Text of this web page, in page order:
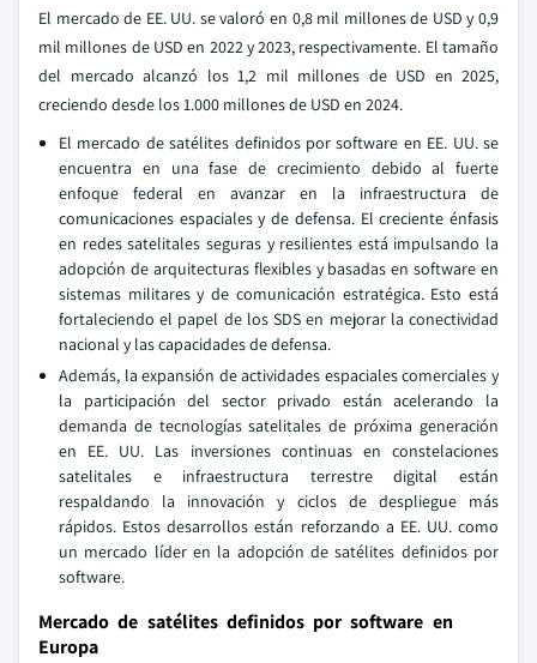
El mercado de EE. UU. se valoró en 0,8 mil millones de USD y 0,9
mil millones de USD en 2022 y 2023, respectivamente. El tamaño
del mercado alcanzó los 1,2 mil millones de USD en 2025,
creciendo desde los 1.000 millones de USD en 2024.
El mercado de satélites definidos por software en EE. UU. se
encuentra en una fase de crecimiento debido al fuerte
enfoque federal en avanzar en la infraestructura de
comunicaciones espaciales y de defensa. El creciente énfasis
en redes satelitales seguras y resilientes está impulsando la
adopción de arquitecturas flexibles y basadas en software en
sistemas militares y de comunicación estratégica. Esto está
fortaleciendo el papel de los SDS en mejorar la conectividad
nacional y las capacidades de defensa.
Además, la expansión de actividades espaciales comerciales y
la participación del sector privado están acelerando la
demanda de tecnologías satelitales de próxima generación
en EE. UU. Las inversiones continuas en constelaciones
satelitales e infraestructura terrestre digital están
respaldando la innovación y ciclos de despliegue más
rápidos. Estos desarrollos están reforzando a EE. UU. como
un mercado líder en la adopción de satélites definidos por
software.
Mercado de satélites definidos por software en
Europa